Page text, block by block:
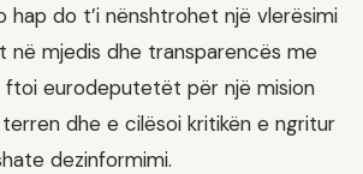
hap do t’i nënshtrohet një vlerësimi
në mjedis dhe transparencës me
ftoi eurodeputetët për një mision
dhe e cilësoi kritikën e ngritur
dezinformimi.